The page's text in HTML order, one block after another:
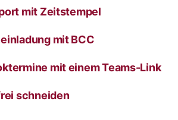
mit Zeitstempel
mit BCC
mit einem Teams-Link
schneiden